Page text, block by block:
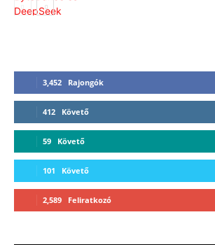
3,452 Rajongók
412 Követő
59 Követő
101 Követő
2,589 Feliratkozó